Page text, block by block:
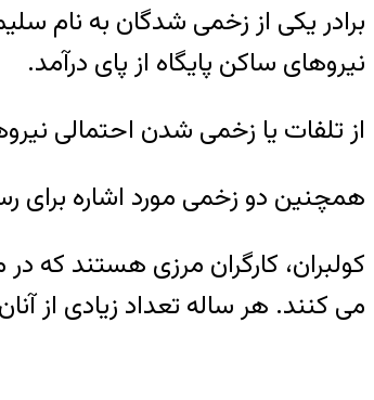
برادر یکی از زخمی شدگان به نام
نیروهای ساکن پایگاه از پای درآمد.
از تلفات یا زخمی شدن احتمالی
همچنین دو زخمی مورد اشاره
کولبران، کارگران مرزی هستند که
می کنند. هر ساله تعداد زیادی از